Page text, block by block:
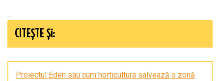
CITEȘTE Și:
Proiectul Eden sau cum horticultura salvează o zonă